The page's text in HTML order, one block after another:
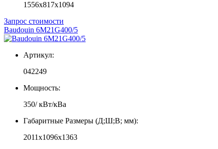
1556x817x1094
Запрос стоимости
Baudouin 6M21G400/5
Артикул:
042249
Мощность:
350/ кВт/кВа
Габаритные Размеры (Д;Ш;В; мм):
2011x1096x1363